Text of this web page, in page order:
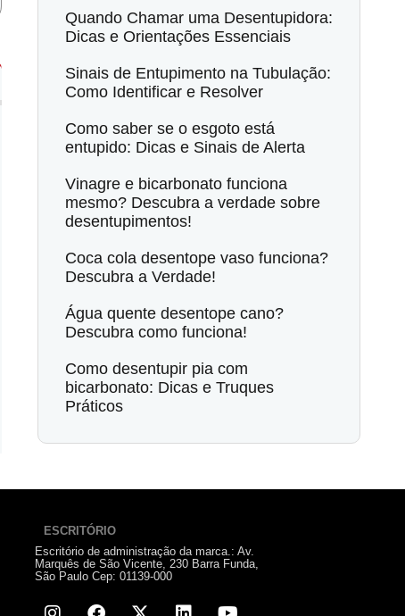
Quando Chamar uma Desentupidora:
Dicas e Orientações Essenciais
Sinais de Entupimento na Tubulação:
Como Identificar e Resolver
Como saber se o esgoto está
entupido: Dicas e Sinais de Alerta
Vinagre e bicarbonato funciona
mesmo? Descubra a verdade sobre
desentupimentos!
Coca cola desentope vaso funciona?
Descubra a Verdade!
Água quente desentope cano?
Descubra como funciona!
Como desentupir pia com
bicarbonato: Dicas e Truques
Práticos
ESCRITÓRIO
Escritório de administração da marca.: Av.
Marquês de São Vicente, 230 Barra Funda,
São Paulo Cep: 01139-000